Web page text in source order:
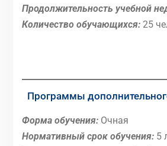
Продолжительность учебной
Количество обучающихся:25
Программы
Форма обучения:Очная
Нормативный срок обучения:5